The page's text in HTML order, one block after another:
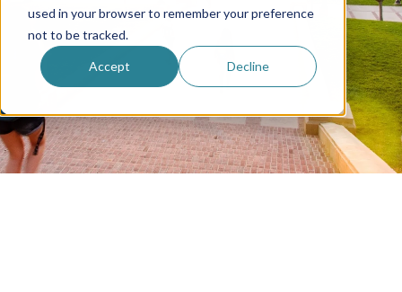
used in your browser to remember your preference
not to be tracked.
Accept Decline